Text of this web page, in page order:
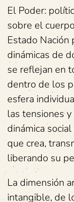
El Poder:
sobre el
Estado Nación
dinámicas de
se reflejan en
dentro de los
esfera
las tensiones
dinámica
que crea,
liberando su
La dimensión
intangible, de